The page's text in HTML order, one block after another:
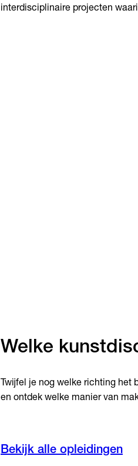
interdisciplinaire projecten
Welke
Twijfel je nog welke richting het
en ontdek welke manier van
Bekijk alle opleidingen